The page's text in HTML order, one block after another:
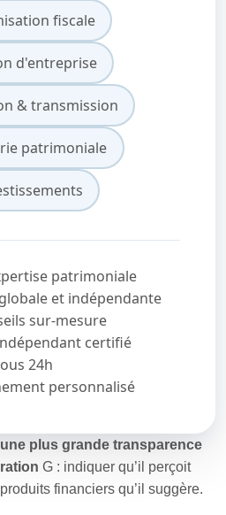
fiscale
d'entreprise
& transmission
patrimoniale
patrimoniale
et indépendante
sur-mesure
certifié
24h
personnalisé
plus grande transparence
G : indiquer qu’il perçoit
financiers qu’il suggère.